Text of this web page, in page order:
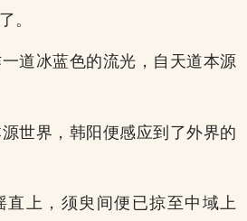
。
道冰蓝色的流光，自天道本源
世界，韩阳便感应到了外界的
直上，须臾间便已掠至中域上